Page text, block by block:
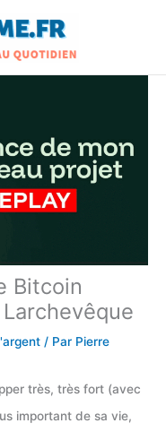
Bitcoin
/ Par Pierre
très, très fort (avec
important de sa vie,